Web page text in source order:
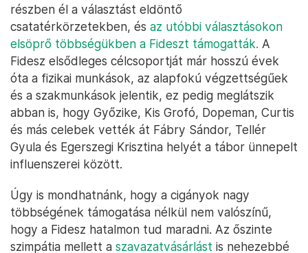
részben él a választást eldöntő
csatatérkörzetekben, és az utóbbi választásokon
elsöprő többségükben a Fideszt támogatták. A
Fidesz elsődleges célcsoportját már hosszú évek
óta a fizikai munkások, az alapfokú végzettségűek
és a szakmunkások jelentik, ez pedig meglátszik
abban is, hogy Győzike, Kis Grofó, Dopeman, Curtis
és más celebek vették át Fábry Sándor, Tellér
Gyula és Egerszegi Krisztina helyét a tábor ünnepelt
influenszerei között.
Úgy is mondhatnánk, hogy a cigányok nagy
többségének támogatása nélkül nem valószínű,
hogy a Fidesz hatalmon tud maradni. Az őszinte
szimpátia mellett a szavazatvásárlást is nehezebbé